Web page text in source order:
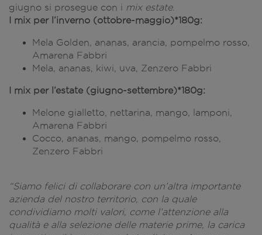
giugno si prosegue con i mix estate.
I mix per l’inverno (ottobre-maggio)*180g:
Mela Golden, ananas, arancia, pompelmo rosso,
Amarena Fabbri
Mela, ananas, kiwi, uva, Zenzero Fabbri
I mix per l’estate (giugno-settembre)*180g:
Melone gialletto, nettarina, mango, lamponi,
Amarena Fabbri
Cocco, ananas, mango, pompelmo rosso,
Zenzero Fabbri
“Siamo felici di collaborare con un’altra importante
azienda del nostro territorio, con la quale
condividiamo molti valori, come l’attenzione alla
qualità e alla selezione delle materie prime, la carica